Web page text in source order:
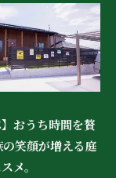
】おうち時間を贅
笑顔が増える庭
メ。